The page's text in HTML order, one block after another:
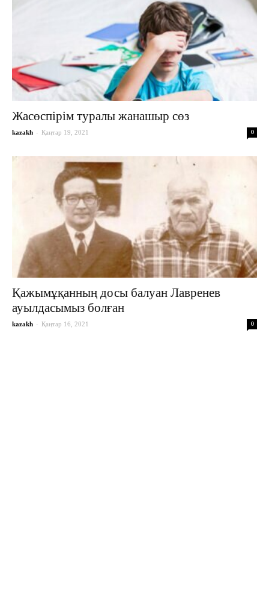
Жасөспірім туралы жанашыр сөз
kazakh - Қаңтар 19, 2021 0
Қажымұқанның досы балуан Лавренев
ауылдасымыз болған
kazakh - Қаңтар 16, 2021 0